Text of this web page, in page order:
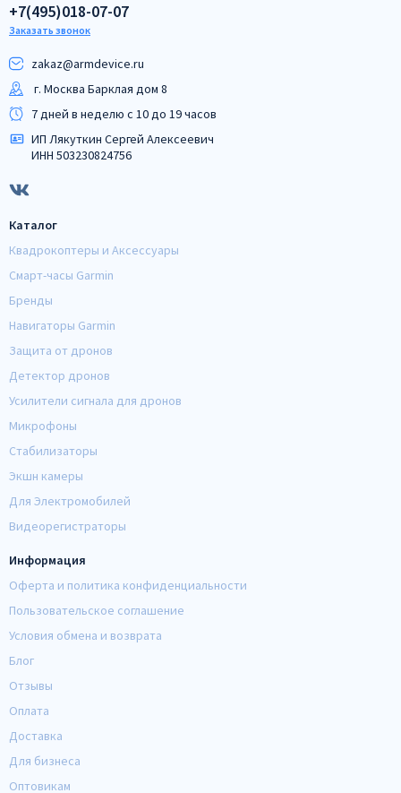
+7(495)018-07-07
Заказать звонок
zakaz@armdeviсe.ru
г. Москва Барклая дом 8
7 дней в неделю с 10 до 19 часов
ИП Лякуткин Сергей Алексеевич
ИНН 503230824756
Каталог
Квадрокоптеры и Аксессуары
Смарт-часы Garmin
Бренды
Навигаторы Garmin
Защита от дронов
Детектор дронов
Усилители сигнала для дронов
Микрофоны
Стабилизаторы
Экшн камеры
Для Электромобилей
Видеорегистраторы
Информация
Оферта и политика конфиденциальности
Пользовательское соглашение
Условия обмена и возврата
Блог
Отзывы
Оплата
Доставка
Для бизнеса
Оптовикам